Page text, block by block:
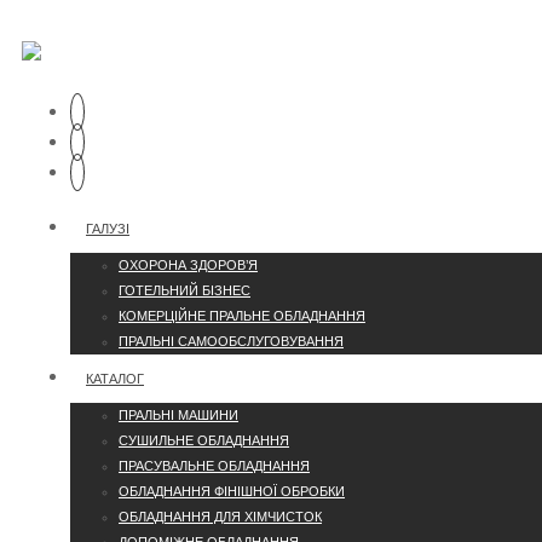
ГАЛУЗІ
ОХОРОНА ЗДОРОВ’Я
ГОТЕЛЬНИЙ БІЗНЕС
КОМЕРЦІЙНЕ ПРАЛЬНЕ ОБЛАДНАННЯ
ПРАЛЬНІ САМООБСЛУГОВУВАННЯ
КАТАЛОГ
ПРАЛЬНІ МАШИНИ
СУШИЛЬНЕ ОБЛАДНАННЯ
ПРАСУВАЛЬНЕ ОБЛАДНАННЯ
ОБЛАДНАННЯ ФІНІШНОЇ ОБРОБКИ
ОБЛАДНАННЯ ДЛЯ ХІМЧИСТОК